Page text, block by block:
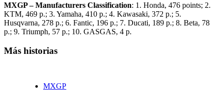
MXGP – Manufacturers Classification: 1. Honda, 476 points; 2.
KTM, 469 p.; 3. Yamaha, 410 p.; 4. Kawasaki, 372 p.; 5.
Husqvarna, 278 p.; 6. Fantic, 196 p.; 7. Ducati, 189 p.; 8. Beta, 78
p.; 9. Triumph, 57 p.; 10. GASGAS, 4 p.
Más historias
MXGP